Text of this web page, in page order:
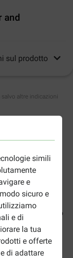
simili
e
sicuro e
e di
la tua
e offerte
di adattare
and
sul prodotto
altre indicazioni
per cane
o in
e i loro
e allattamento